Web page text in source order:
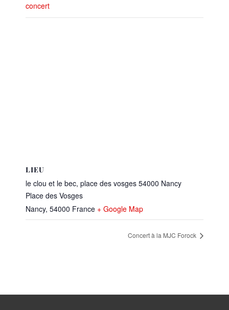
concert
LIEU
le clou et le bec, place des vosges 54000 Nancy
Place des Vosges
Nancy, 54000 France + Google Map
Concert à la MJC Forock